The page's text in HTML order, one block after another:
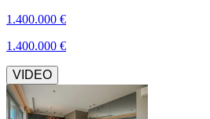
1.400.000 €
1.400.000 €
VIDEO